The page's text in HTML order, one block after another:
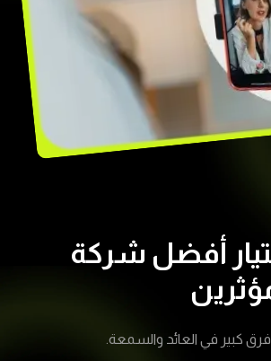
أفضل شركة
فرق كبير في العائد والسمعة.